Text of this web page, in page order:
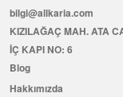
bilgi@allkaria.com
KIZILAĞAÇ MAH. ATA
İÇ KAPI NO: 6
Blog
Hakkımızda